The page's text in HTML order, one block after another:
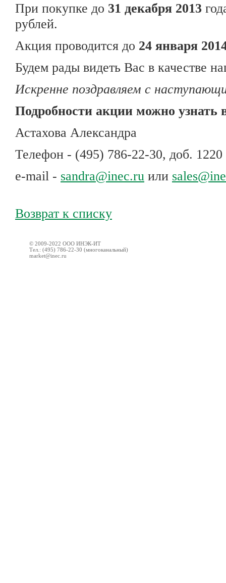
При покупке до 31 декабря 2013
рублей.
Акция проводится до 24 января
Будем рады видеть Вас в качестве
Искренне поздравляем с
Подробности акции можно узнать
Астахова Александра
Телефон - (495) 786-22-30, доб. 1220
e-mail - sandra@inec.ru или
Возврат к списку
© 2009-2022 ООО ИНЭК-ИТ
Тел.: (495) 786-22-30 (многоканальный)
market@inec.ru